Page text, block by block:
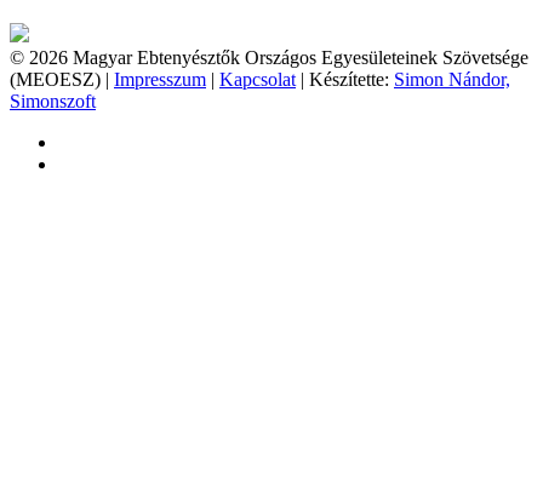
© 2026 Magyar Ebtenyésztők Országos Egyesületeinek Szövetsége
(MEOESZ) | Impresszum | Kapcsolat | Készítette: Simon Nándor,
Simonszoft